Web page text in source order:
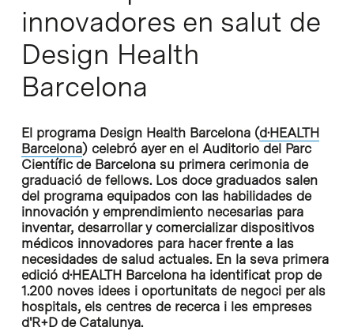
innovadores en salut de
Design Health
Barcelona
El programa Design Health Barcelona (d·HEALTH
Barcelona) celebró ayer en el Auditorio del Parc
Científic de Barcelona su primera cerimonia de
graduació de fellows. Los doce graduados salen
del programa equipados con las habilidades de
innovación y emprendimiento necesarias para
inventar, desarrollar y comercializar dispositivos
médicos innovadores para hacer frente a las
necesidades de salud actuales. En la seva primera
edició d·HEALTH Barcelona ha identificat prop de
1.200 noves idees i oportunitats de negoci per als
hospitals, els centres de recerca i les empreses
d'R+D de Catalunya.